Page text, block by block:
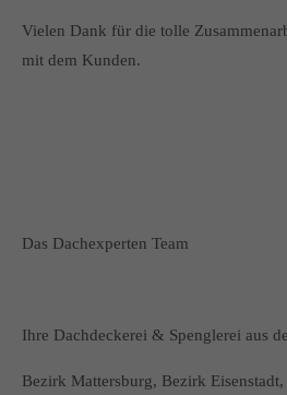
Vielen Dank für die tolle
mit dem Kunden.
Das Dachexperten Team
Ihre Dachdeckerei & Spenglerei aus
Bezirk Mattersburg, Bezirk